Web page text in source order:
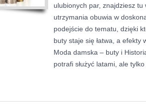
ulubionych par, znajdziesz
utrzymania obuwia w
podejście do tematu, dzięki
buty staje się łatwa, a efekty
Moda damska – buty i
potrafi służyć latami, ale tylko